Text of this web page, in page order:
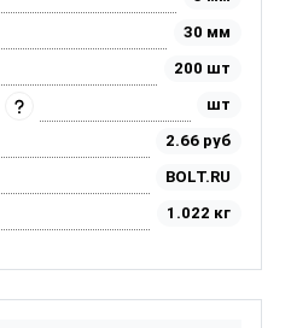
30 мм
200 шт
шт
2.66 руб
BOLT.RU
1.022 кг